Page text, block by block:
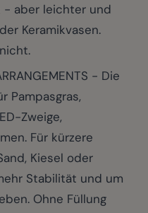
- aber leichter und
Keramikvasen.
- Die
Pampasgras,
Zweige,
Für kürzere
Kiesel oder
Stabilität und um
Ohne Füllung